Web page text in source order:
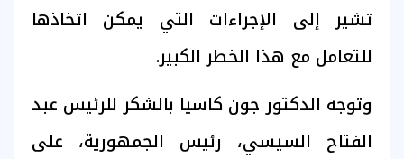
تشير إلى الإجراءات التي يمكن اتخاذها
للتعامل مع هذا الخطر الكبير.
وتوجه الدكتور جون كاسيا بالشكر للرئيس عبد
الفتاح السيسي، رئيس الجمهورية، على